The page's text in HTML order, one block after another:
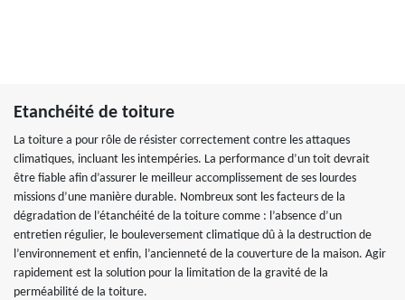
Etanchéité de toiture
La toiture a pour rôle de résister correctement contre les attaques
climatiques, incluant les intempéries. La performance d’un toit devrait
être fiable afin d’assurer le meilleur accomplissement de ses lourdes
missions d’une manière durable. Nombreux sont les facteurs de la
dégradation de l’étanchéité de la toiture comme : l’absence d’un
entretien régulier, le bouleversement climatique dû à la destruction de
l’environnement et enfin, l’ancienneté de la couverture de la maison. Agir
rapidement est la solution pour la limitation de la gravité de la
perméabilité de la toiture.